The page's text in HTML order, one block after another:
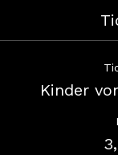
Kinder